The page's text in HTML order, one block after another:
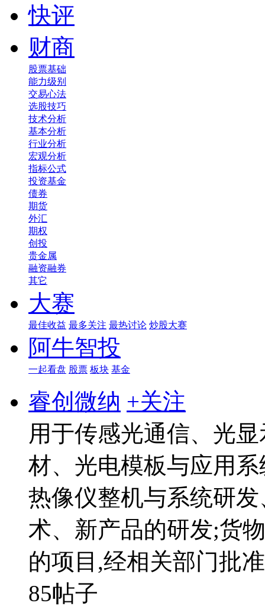
快评
财商
股票基础
能力级别
交易心法
选股技巧
技术分析
基本分析
行业分析
宏观分析
指标公式
投资基金
债券
期货
外汇
期权
创投
贵金属
融资融券
其它
大赛
最佳收益 最多关注 最热讨论 炒股大赛
阿牛智投
一起看盘 股票 板块 基金
睿创微纳 +关注
用于传感光通信、光
材、光电模板与应用
热像仪整机与系统研
术、新产品的研发;货
的项目,经相关部门批
85帖子